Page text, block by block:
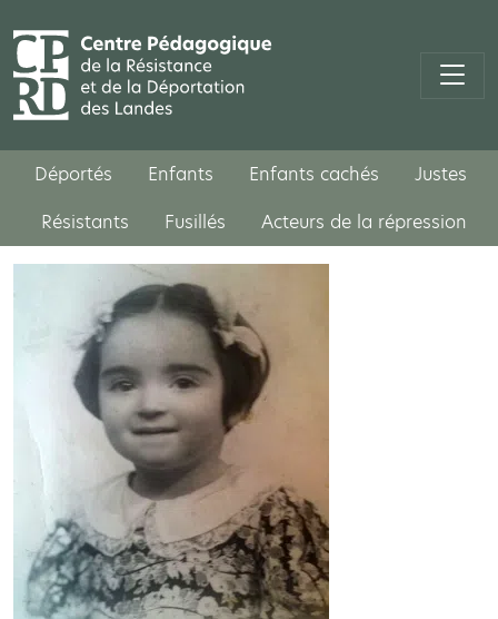
Déportés Enfants Enfants cachés
Justes
Résistants
Fusillés Acteurs de la répression